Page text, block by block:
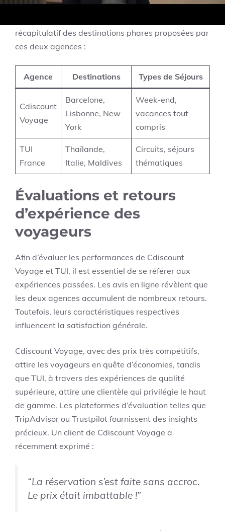
offres à durée limitée chez Cdiscount promettent
récapitulatif des destinations phares proposées par
ces deux agences :
Agence Destinations Types de Séjours
Cdiscount
Voyage
Barcelone,
Lisbonne, New
York
Week-end,
vacances tout
compris
TUI
France
Thaïlande,
Italie, Maldives
Circuits, séjours
thématiques
Évaluations et retours
d’expérience des
voyageurs
Afin d’évaluer les performances de Cdiscount
Voyage et TUI, il est essentiel de se référer aux
expériences passées. Les avis en ligne révèlent que
les deux agences accumulent de nombreux retours.
Toutefois, leurs caractéristiques respectives
influencent la satisfaction générale.
Cdiscount Voyage, avec des prix très compétitifs,
attire les voyageurs en quête d’économies, tandis
que TUI, à travers des expériences de qualité
supérieure, attire une clientèle qui privilégie le haut
de gamme. Les plateformes d’évaluation telles que
TripAdvisor ou Trustpilot fournissent des insights
précieux. Un client de Cdiscount Voyage a
récemment exprimé :
“La réservation s’est faite sans accroc.
Le prix était imbattable !”